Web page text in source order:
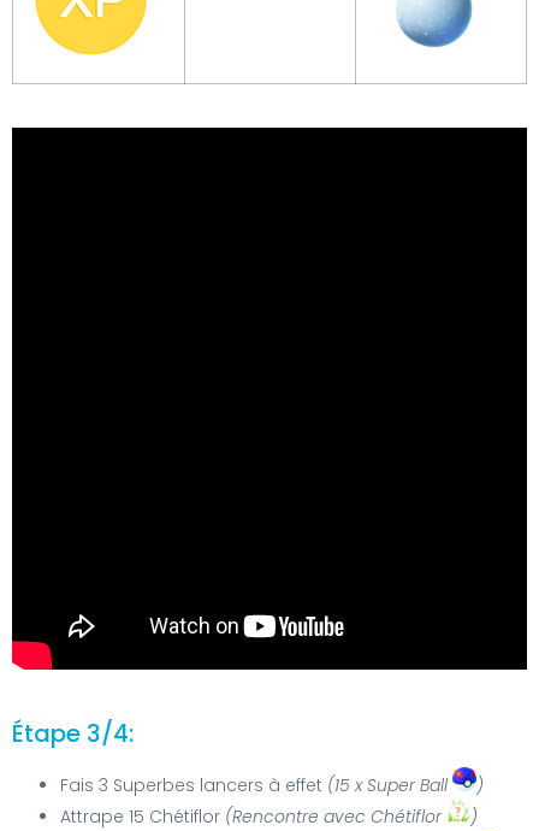
Étape 3/4:
Fais 3 Superbes lancers à effet (15 x Super Ball
)
Attrape 15 Chétiflor (Rencontre avec Chétiflor
)